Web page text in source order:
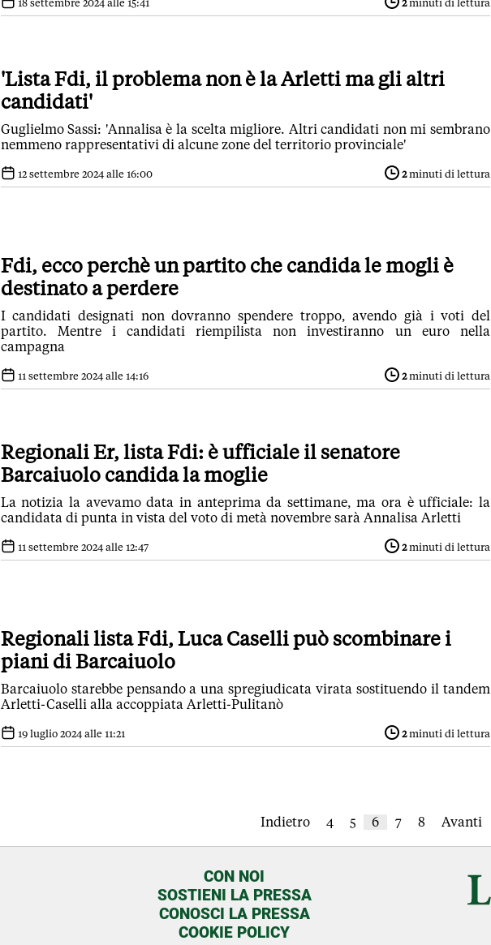
18 settembre 2024 alle 15:41 2minuti di lettura
'Lista Fdi, il problema non è la Arletti ma gli altri
candidati'
Guglielmo Sassi: 'Annalisa è la scelta migliore. Altri candidati non mi sembrano
nemmeno rappresentativi di alcune zone del territorio provinciale'
12 settembre 2024 alle 16:00 2minuti di lettura
Fdi, ecco perchè un partito che candida le mogli è
destinato a perdere
I candidati designati non dovranno spendere troppo, avendo già i voti del
partito. Mentre i candidati riempilista non investiranno un euro nella
campagna
11 settembre 2024 alle 14:16 2minuti di lettura
Regionali Er, lista Fdi: è ufficiale il senatore
Barcaiuolo candida la moglie
La notizia la avevamo data in anteprima da settimane, ma ora è ufficiale: la
candidata di punta in vista del voto di metà novembre sarà Annalisa Arletti
11 settembre 2024 alle 12:47 2minuti di lettura
Regionali lista Fdi, Luca Caselli può scombinare i
piani di Barcaiuolo
Barcaiuolo starebbe pensando a una spregiudicata virata sostituendo il tandem
Arletti-Caselli alla accoppiata Arletti-Pulitanò
19 luglio 2024 alle 11:21 2minuti di lettura
Indietro 4 5 6 7 8 Avanti
CON NOI
SOSTIENI LA PRESSA
CONOSCI LA PRESSA
COOKIE POLICY